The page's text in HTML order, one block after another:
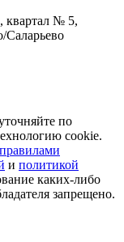
квартал № 5,
по
cookie.
правилами
и политикой
каких-либо
запрещено.